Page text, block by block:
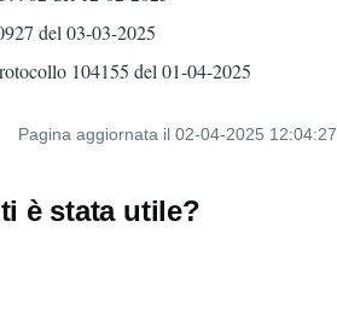
del 03-03-2025
104155 del 01-04-2025
Pagina aggiornata il 02-04-2025 12:04:27
è stata utile?